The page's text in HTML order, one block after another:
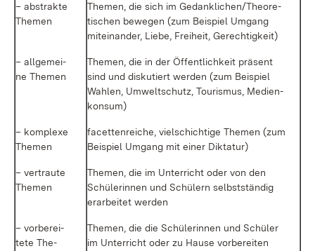
– abs­trak­te
The­men
The­men, die sich im Ge­dank­li­chen/Theo­re­
ti­schen be­we­gen (zum Bei­spiel Um­gang
mit­ein­an­der, Lie­be, Frei­heit, Ge­rech­tig­keit)
– all­ge­mei­
ne The­men
The­men, die in der Öf­fent­lich­keit prä­sent
sind und dis­ku­tiert wer­den (zum Bei­spiel
Wah­len, Um­welt­schutz, Tou­ris­mus, Me­di­en­
kon­sum)
– kom­ple­xe
The­men
fa­cet­ten­rei­che, viel­schich­ti­ge The­men (zum
Bei­spiel Um­gang mit ei­ner Dik­ta­tur)
– ver­trau­te
The­men
The­men, die im Un­ter­richt oder von den
Schü­le­rin­nen und Schü­lern selbst­stän­dig
er­ar­bei­tet wer­den
– vor­be­rei­
te­te The­
The­men, die die Schü­le­rin­nen und Schü­ler
im Un­ter­richt oder zu Hau­se vor­be­rei­ten